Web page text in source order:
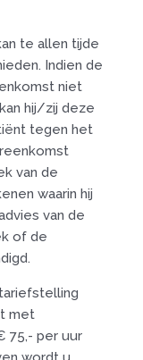
te allen tijde
Indien de
niet
hij/zij deze
tegen het
van de
waarin hij
van de
of de
met
75,- per uur